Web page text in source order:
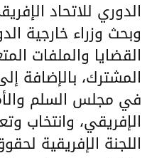
الدوري للاتحاد
وبحث وزراء خارجية
القضايا والملفات
المشترك، بالإضافة
في مجلس السلم
الإفريقي، وانتخاب
اللجنة الإفريقية